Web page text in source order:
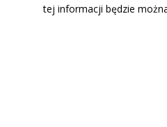
tej informacji będzie